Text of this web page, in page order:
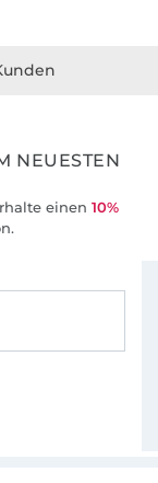
NEUESTEN
einen 10%